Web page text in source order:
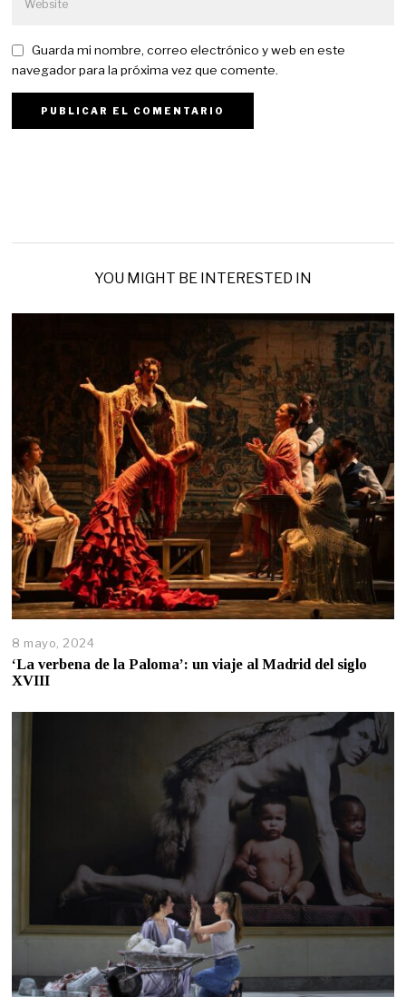
Guarda mi nombre, correo electrónico y web en este
navegador para la próxima vez que comente.
YOU MIGHT BE INTERESTED IN
8 mayo, 2024
‘La verbena de la Paloma’: un viaje al Madrid del siglo
XVIII